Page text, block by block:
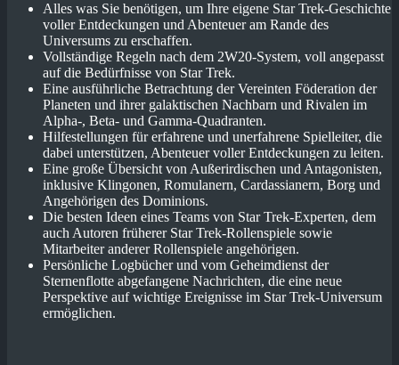
Alles was Sie benötigen, um Ihre eigene Star Trek-Geschichte
voller Entdeckungen und Abenteuer am Rande des
Universums zu erschaffen.
Vollständige Regeln nach dem 2W20-System, voll angepasst
auf die Bedürfnisse von Star Trek.
Eine ausführliche Betrachtung der Vereinten Föderation der
Planeten und ihrer galaktischen Nachbarn und Rivalen im
Alpha-, Beta- und Gamma-Quadranten.
Hilfestellungen für erfahrene und unerfahrene Spielleiter, die
dabei unterstützen, Abenteuer voller Entdeckungen zu leiten.
Eine große Übersicht von Außerirdischen und Antagonisten,
inklusive Klingonen, Romulanern, Cardassianern, Borg und
Angehörigen des Dominions.
Die besten Ideen eines Teams von Star Trek-Experten, dem
auch Autoren früherer Star Trek-Rollenspiele sowie
Mitarbeiter anderer Rollenspiele angehörigen.
Persönliche Logbücher und vom Geheimdienst der
Sternenflotte abgefangene Nachrichten, die eine neue
Perspektive auf wichtige Ereignisse im Star Trek-Universum
ermöglichen.